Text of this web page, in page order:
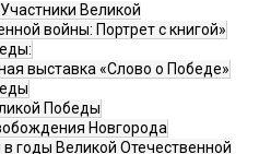
Великой
войны: Портрет с книгой»
выставка «Слово о Победе»
Победы
Новгорода
в годы Великой Отечественной